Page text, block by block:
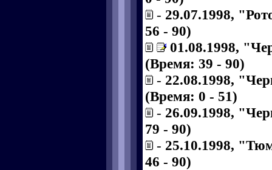
- 29.07.1998,
56 - 90)
01.08.1998,
(Время: 39 - 90)
- 22.08.1998,
(Время: 0 - 51)
- 26.09.1998,
79 - 90)
- 25.10.1998,
46 - 90)